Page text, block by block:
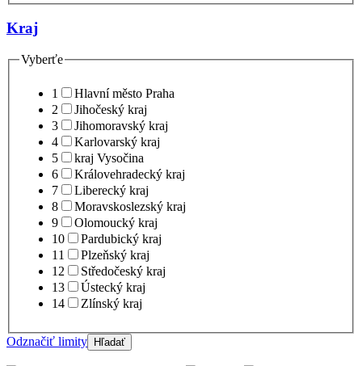
Kraj
Vyberťe
1
Hlavní město Praha
2
Jihočeský kraj
3
Jihomoravský kraj
4
Karlovarský kraj
5
kraj Vysočina
6
Královehradecký kraj
7
Liberecký kraj
8
Moravskoslezský kraj
9
Olomoucký kraj
10
Pardubický kraj
11
Plzeňský kraj
12
Středočeský kraj
13
Ústecký kraj
14
Zlínský kraj
Odznačiť limity Hľadať